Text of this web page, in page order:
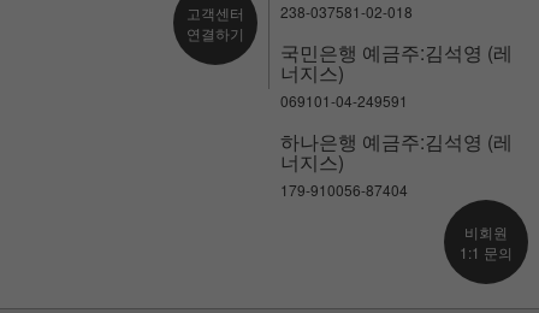
고객센터
연결하기
238-037581-02-018
국민은행 예금주:김석영 (레
너지스)
069101-04-249591
하나은행 예금주:김석영 (레
너지스)
179-910056-87404
비회원
1:1 문의